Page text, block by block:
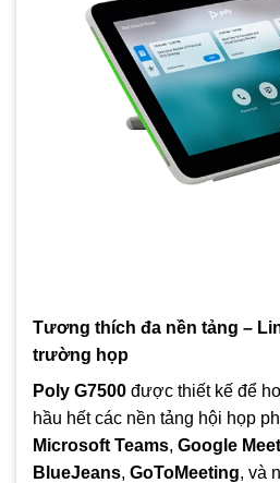
Tương thích đa nền tảng –
trường họp
Poly G7500 được thiết kế để
hầu hết các nền tảng hội họp
Microsoft Teams, Google Meet
BlueJeans, GoToMeeting, và